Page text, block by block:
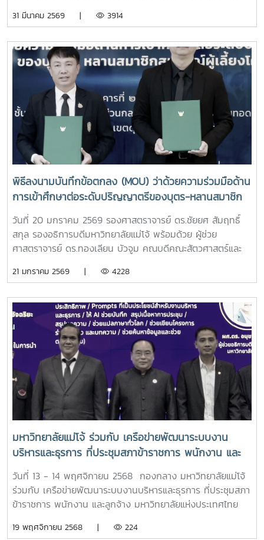
ณ วันที่ 30 มีนาคม 2569
31 มีนาคม 2569 | 3914
พิธีลงนามบันทึกข้อตกลง (MOU) ว่าด้วยความร่วมมือด้าน
การเข้าศึกษาต่อระดับปริญญาตรีของบุตร-หลานสมาชิก
สหกรณ์ผู้เลี้ยงโคนม
วันที่ 20 มกราคม 2569 รองศาสตราจารย์ ดร.ชัยยศ สัมฤทธิ์
สกุล รองอธิการบดีมหาวิทยาลัยแม่โจ้ พร้อมด้วย ผู้ช่วย
ศาสตราจารย์ ดร.ทองเลียน บัวจูม คณบดีคณะสัตวศาสตร์และ
ในพิธีลงนามบันทึกข้อตกลง (MOU) ว่าด้วยความร่วมมือด้านการ
เลี้ยงโคนม ระหว่างกรมส่งเสริมสหกรณ์ และมหาวิทยาลัยชั้นนำ 6
แห่ง โดยได้รับเกียรติจาก นายนิรันดร์ มูลธิดา อธิบดีกรมส่ง
เสริมสหกรณ์ เป็นประธานในพิธี ในการนี้ นายณฤทธิ์ บุญชัย
รองอธิบดีกรมส่งเสริมสหกรณ์ นางสาวปรานอม จันทร์ใหม่ ผู้
เชี่ยวชาญ รักษาการในตำแหน่งผู้ทรงคุณวุฒิด้านการสหกรณ์
นายอนุรัตน์ เลื่อนลอย ผู้อำนวยการสำนักพัฒนาและถ่ายทอด
เทคโนโลยีการสหกรณ์ คณะผู้บริหารกรมส่งเสริมสหกรณ์ คณะผู้
บริหารมหาวิทยาลัยทั้ง 6 แห่ง และผู้มีเกียรติเข้าร่วมในพิธี ณ
ห้องประชุม ฝ. 301 ชั้น 3 อาคารฝึกอบรมส่วนกลาง สำนัก
พัฒนาและถ่ายทอดเทคโนโลยีการสหกรณ์ เขตดุสิต
กรุงเทพมหานครขอขอบคุณข่าวและภาพจาก : สำนักพัฒนาและ
ถ่ายทอดเทคโนโลยีการสหกรณ์#ภารกิจผู้บริหาร
21 มกราคม 2569 | 4228
มหาวิทยาลัยแม่โจ้ ร่วมกับ เครือข่ายพัฒนาระบบงาน
บริหารและธุรการ ที่ประชุมสภาข้าราชการ พนักงาน และ
ลูกจ้าง มหาวิทยาลัยแห่งประเทศไทย จัดการประชุม
วิชาการเครือข่ายพัฒนาระบบงานบริหารและธุรการ ครั้งที่
13 หัวข้อ "Transforming Work with AI: Driving
Towards an Intelligent Future" “พลิกโฉมการทำงาน
ด้วย AI: ขับเคลื่อนสู่อนาคตอัจฉริยะ”
วันที่ 13 - 14 พฤศจิกายน 2568 กองกลาง มหาวิทยาลัยแม่โจ้
ร่วมกับ เครือข่ายพัฒนาระบบงานบริหารและธุรการ ที่ประชุมสภา
ข้าราชการ พนักงาน และลูกจ้าง มหาวิทยาลัยแห่งประเทศไทย
บริหารและธุรการ ครั้งที่ 13 หัวข้อ "Transforming Work with
19 พฤศจิกายน 2568 | 224